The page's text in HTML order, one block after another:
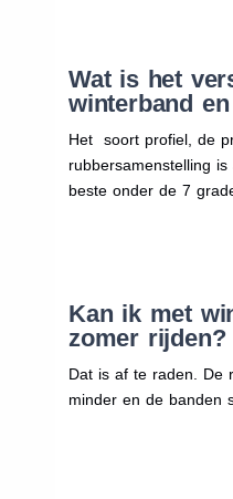
Wat is het
winterband
Het soort profiel, de
rubbersamenstelling
beste onder de 7
Kan ik met
zomer rijden?
Dat is af te raden. De
minder en de banden